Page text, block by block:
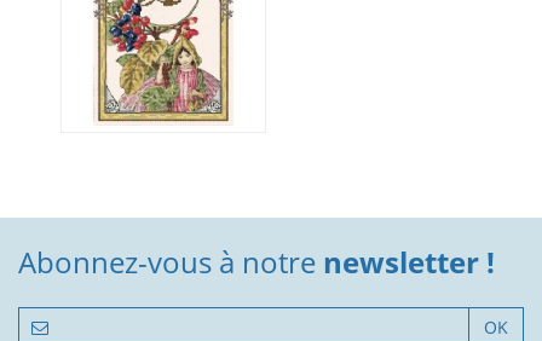
Abonnez-vous à notre newsletter !
OK